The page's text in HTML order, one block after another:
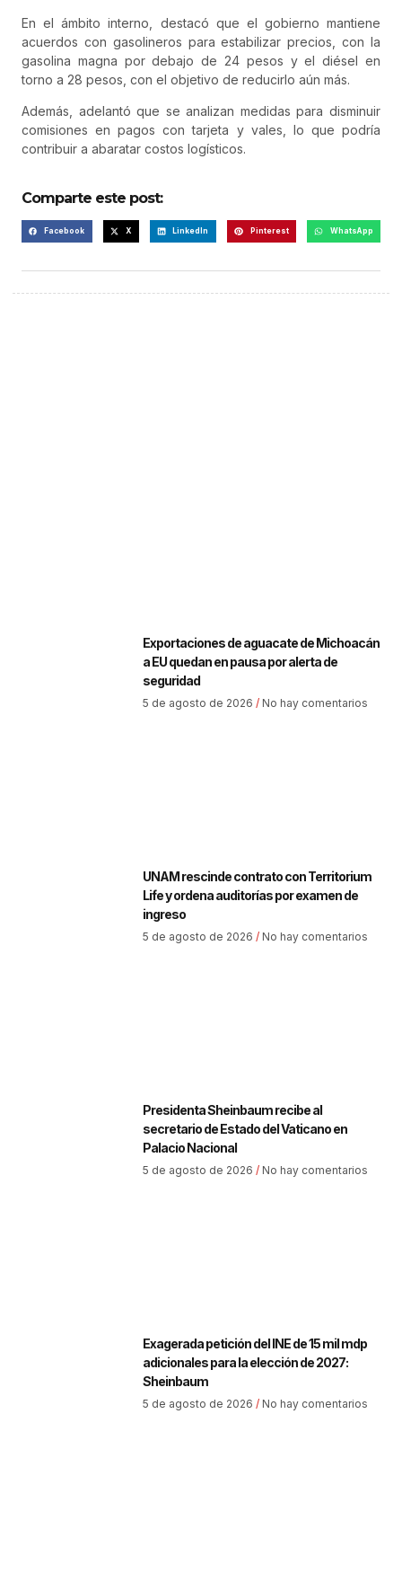
En el ámbito interno, destacó que el gobierno mantiene
acuerdos con gasolineros para estabilizar precios, con la
gasolina magna por debajo de 24 pesos y el diésel en
torno a 28 pesos, con el objetivo de reducirlo aún más.
Además, adelantó que se analizan medidas para disminuir
comisiones en pagos con tarjeta y vales, lo que podría
contribuir a abaratar costos logísticos.
Comparte este post:
Facebook X LinkedIn Pinterest WhatsApp
Exportaciones de aguacate de Michoacán
a EU quedan en pausa por alerta de
seguridad
5 de agosto de 2026 No hay comentarios
UNAM rescinde contrato con Territorium
Life y ordena auditorías por examen de
ingreso
5 de agosto de 2026 No hay comentarios
Presidenta Sheinbaum recibe al
secretario de Estado del Vaticano en
Palacio Nacional
5 de agosto de 2026 No hay comentarios
Exagerada petición del INE de 15 mil mdp
adicionales para la elección de 2027:
Sheinbaum
5 de agosto de 2026 No hay comentarios